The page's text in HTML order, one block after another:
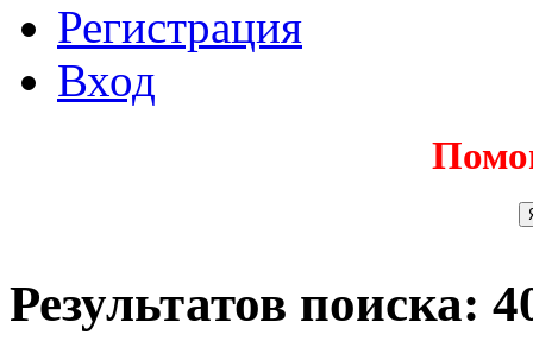
Регистрация
Вход
Результатов поиска: